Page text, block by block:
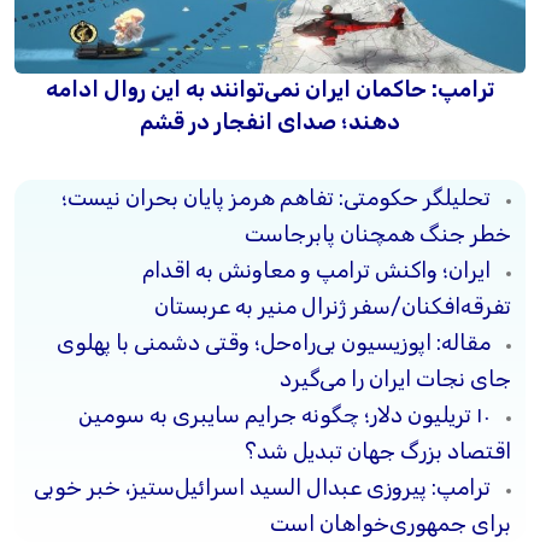
ترامپ: حاکمان ایران نمی‌توانند به این روال ادامه
دهند؛ صدای انفجار در قشم
تحلیلگر حکومتی: تفاهم هرمز پایان بحران نیست؛
خطر جنگ همچنان پابرجاست
ایران؛ واکنش ترامپ و معاونش به اقدام
تفرقه‌افکنان/سفر ژنرال منیر به عربستان
مقاله: اپوزیسیون بی‌راه‌حل؛ وقتی دشمنی با پهلوی
جای نجات ایران را می‌گیرد
۱۰ تریلیون دلار؛ چگونه جرایم سایبری به سومین
اقتصاد بزرگ جهان تبدیل شد؟
ترامپ: پیروزی عبدال السید اسرائیل‌ستیز، خبر خوبی
برای جمهوری‌خواهان است